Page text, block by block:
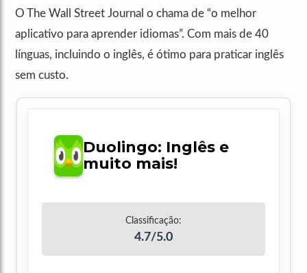
O The Wall Street Journal o chama de “o melhor
aplicativo para aprender idiomas”. Com mais de 40
línguas, incluindo o inglês, é ótimo para praticar inglês
sem custo.
Duolingo: Inglês e
muito mais!
Classificação:
4.7/5.0